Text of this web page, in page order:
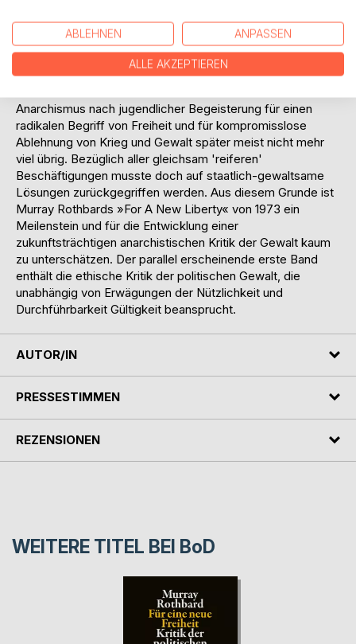
Vorstellungen außer einem Hinweis auf Dezentralisierung,
die dann auf eine Art Kleinstaaterei (also keineswegs auf
eine Abschaffung des Prinzips territorialer politischer
Gewalt) hinauslief. Aufgrund jener Naivität und aufgrund
Anarchismus nach jugendlicher Begeisterung für einen
radikalen Begriff von Freiheit und für kompromisslose
Ablehnung von Krieg und Gewalt später meist nicht mehr
viel übrig. Bezüglich aller gleichsam 'reiferen'
Beschäftigungen musste doch auf staatlich-gewaltsame
Lösungen zurückgegriffen werden. Aus diesem Grunde ist
Murray Rothbards »For A New Liberty« von 1973 ein
Meilenstein und für die Entwicklung einer
zukunftsträchtigen anarchistischen Kritik der Gewalt kaum
zu unterschätzen. Der parallel erscheinende erste Band
enthält die ethische Kritik der politischen Gewalt, die
unabhängig von Erwägungen der Nützlichkeit und
Durchführbarkeit Gültigkeit beansprucht.
AUTOR/IN
PRESSESTIMMEN
REZENSIONEN
WEITERE TITEL BEI BoD
ABLEHNEN ANPASSEN
ALLE AKZEPTIEREN